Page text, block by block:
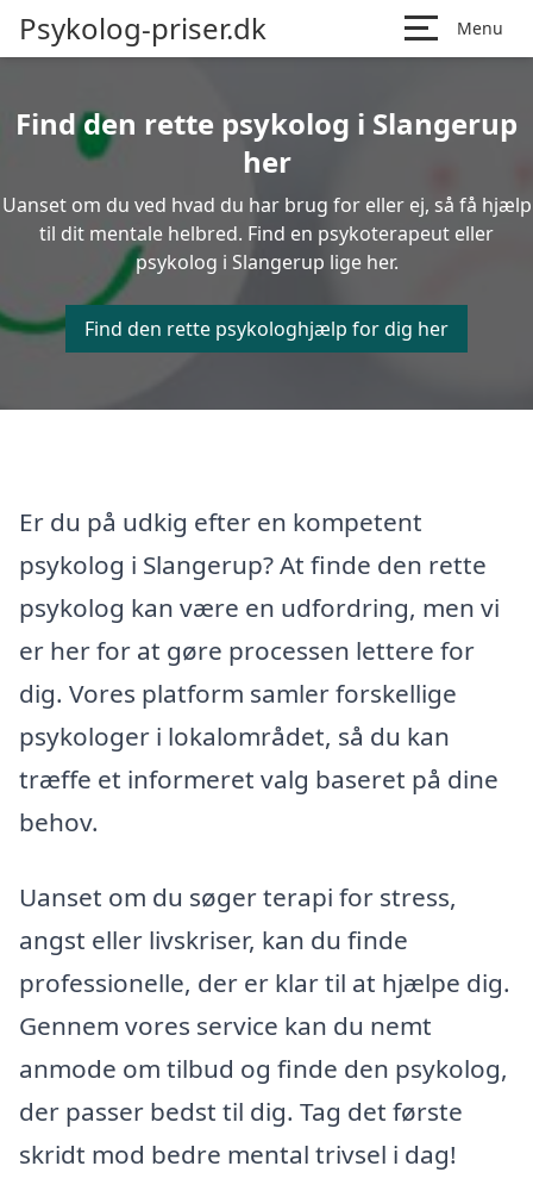
Psykolog-priser.dk Menu
Find den rette psykolog i Slangerup
her
Uanset om du ved hvad du har brug for eller ej, så få hjælp
til dit mentale helbred. Find en psykoterapeut eller
psykolog i Slangerup lige her.
Find den rette psykologhjælp for dig her
Er du på udkig efter en kompetent
psykolog i Slangerup? At finde den rette
psykolog kan være en udfordring, men vi
er her for at gøre processen lettere for
dig. Vores platform samler forskellige
psykologer i lokalområdet, så du kan
træffe et informeret valg baseret på dine
behov.
Uanset om du søger terapi for stress,
angst eller livskriser, kan du finde
professionelle, der er klar til at hjælpe dig.
Gennem vores service kan du nemt
anmode om tilbud og finde den psykolog,
der passer bedst til dig. Tag det første
skridt mod bedre mental trivsel i dag!